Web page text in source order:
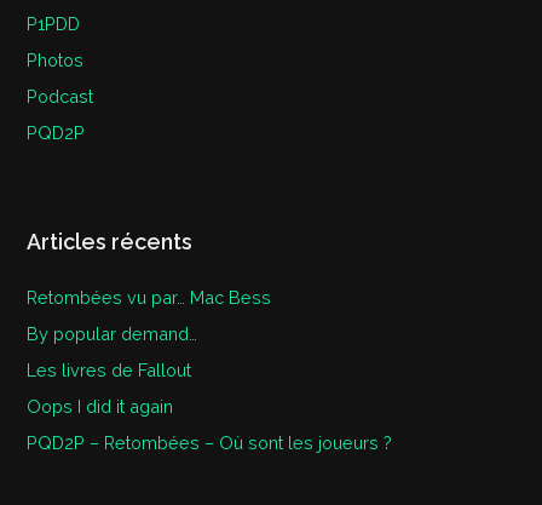
P1PDD
Photos
Podcast
PQD2P
Articles récents
Retombées vu par… Mac Bess
By popular demand…
Les livres de Fallout
Oops I did it again
PQD2P – Retombées – Où sont les joueurs ?